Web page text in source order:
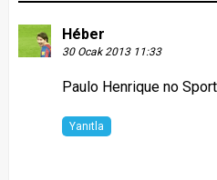
Héber
30 Ocak 2013 11:33
Paulo Henrique no
Yanıtla